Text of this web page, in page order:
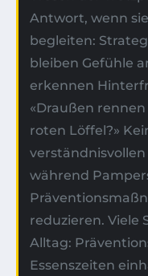
Antwort, wenn
begleiten:
bleiben Gefühle
erkennen
«Draußen
roten Löffel?»
während
reduzieren. Viele
Alltag:
Essenszeiten